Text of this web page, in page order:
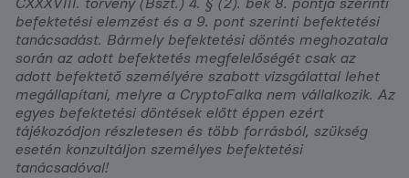
befektetési elemzést és a 9. pont szerinti befektetési
tanácsadást. Bármely befektetési döntés meghozatala
során az adott befektetés megfelelőségét csak az
adott befektető személyére szabott vizsgálattal lehet
megállapítani, melyre a CryptoFalka nem vállalkozik. Az
egyes befektetési döntések előtt éppen ezért
tájékozódjon részletesen és több forrásból, szükség
esetén konzultáljon személyes befektetési
tanácsadóval!